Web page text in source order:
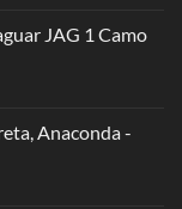
JAG 1 Camo
Anaconda -